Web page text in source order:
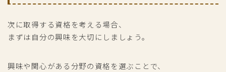
次に取得する資格を考える場合、
まずは自分の興味を大切にしましょう。
興味や関心がある分野の資格を選ぶことで、